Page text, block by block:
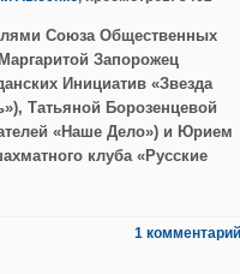
Союза Общественных
Запорожец
Инициатив «Звезда
Татьяной Борозенцевой
«Наше Дело») и Юрием
клуба «Русские
1